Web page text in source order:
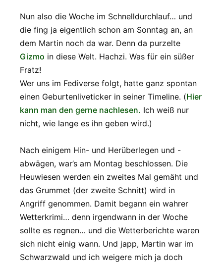
Nun also die Woche im Schnelldurchlauf… und
die fing ja eigentlich schon am Sonntag an, an
dem Martin noch da war. Denn da purzelte
Gizmo in diese Welt. Hachzi. Was für ein süßer
Fratz!
Wer uns im Fediverse folgt, hatte ganz spontan
einen Geburtenliveticker in seiner Timeline. (Hier
kann man den gerne nachlesen. Ich weiß nur
nicht, wie lange es ihn geben wird.)
Nach einigem Hin- und Herüberlegen und -
abwägen, war’s am Montag beschlossen. Die
Heuwiesen werden ein zweites Mal gemäht und
das Grummet (der zweite Schnitt) wird in
Angriff genommen. Damit begann ein wahrer
Wetterkrimi… denn irgendwann in der Woche
sollte es regnen… und die Wetterberichte waren
sich nicht einig wann. Und japp, Martin war im
Schwarzwald und ich weigere mich ja doch